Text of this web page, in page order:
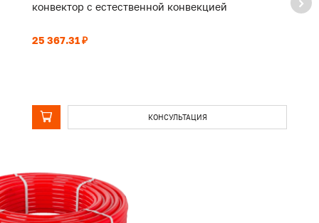
конвектор с естественной конвекцией
25 367.31 ₽
КОНСУЛЬТАЦИЯ